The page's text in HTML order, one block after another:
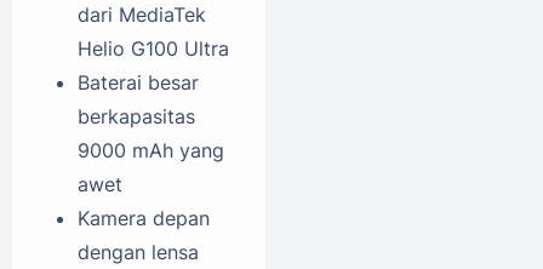
dari MediaTek
Helio G100 Ultra
Baterai besar
berkapasitas
9000 mAh yang
awet
Kamera depan
dengan lensa